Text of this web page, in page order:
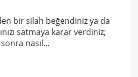
bir silah beğendiniz ya da
satmaya karar verdiniz;
nasıl...